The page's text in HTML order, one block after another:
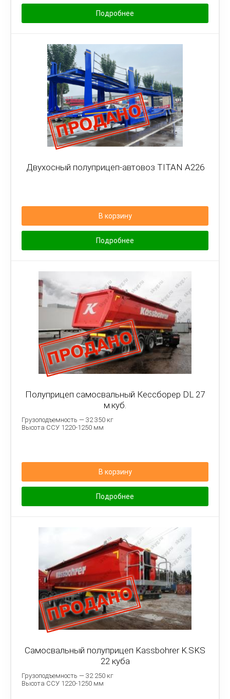
Подробнее
Двухосный полуприцеп-автовоз TITAN A226
В корзину
Подробнее
Полуприцеп самосвальный Кессборер DL 27
м.куб.
Грузоподъемность — 32 350 кг
Высота ССУ 1220-1250 мм
В корзину
Подробнее
Самосвальный полуприцеп Kassbohrer K.SKS
22 куба
Грузоподъемность — 32 250 кг
Высота ССУ 1220-1250 мм